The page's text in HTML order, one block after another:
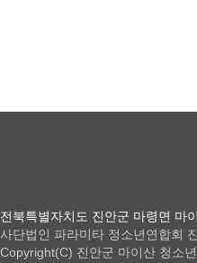
전북특별자치도 진안군 마령면 마
사단법인 파라미타 정소년연합회
Copyright(C) 진안군 마이산 청소